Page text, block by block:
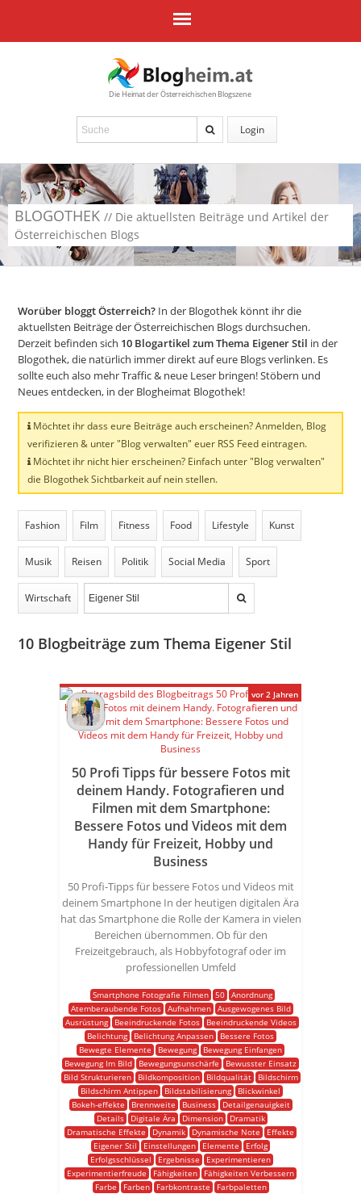
Die Heimat der Österreichischen Blogszene
Login
BLOGOTHEK // Die aktuellsten Beiträge und Artikel der
Österreichischen Blogs
Worüber bloggt Österreich? In der Blogothek könnt ihr die
aktuellsten Beiträge der Österreichischen Blogs durchsuchen.
Derzeit befinden sich 10 Blogartikel zum Thema Eigener Stil in der
Blogothek, die natürlich immer direkt auf eure Blogs verlinken. Es
sollte euch also mehr Traffic & neue Leser bringen! Stöbern und
Neues entdecken, in der Blogheimat Blogothek!
Möchtet ihr dass eure Beiträge auch erscheinen? Anmelden, Blog
verifizieren & unter "Blog verwalten" euer RSS Feed eintragen.
Möchtet ihr nicht hier erscheinen? Einfach unter "Blog verwalten"
die Blogothek Sichtbarkeit auf nein stellen.
Fashion Film Fitness Food Lifestyle Kunst
Musik Reisen Politik Social Media Sport
Wirtschaft
10 Blogbeiträge zum Thema Eigener Stil
50 Profi Tipps für bessere Fotos mit
deinem Handy. Fotografieren und
Filmen mit dem Smartphone:
Bessere Fotos und Videos mit dem
Handy für Freizeit, Hobby und
Business
50 Profi-Tipps für bessere Fotos und Videos mit
deinem Smartphone In der heutigen digitalen Ära
hat das Smartphone die Rolle der Kamera in vielen
Bereichen übernommen. Ob für den
Freizeitgebrauch, als Hobbyfotograf oder im
professionellen Umfeld
Smartphone Fotografie Filmen 50 Anordnung
Atemberaubende Fotos
Aufnahmen
Ausgewogenes Bild
Ausrüstung
Beeindruckende Fotos
Beeindruckende Videos
Belichtung
Belichtung Anpassen
Bessere Fotos
Bewegte Elemente
Bewegung
Bewegung Einfangen
Bewegung Im Bild
Bewegungsunschärfe
Bewusster Einsatz
Bild Strukturieren
Bildkomposition Bildqualität
Bildschirm
Bildschirm Antippen
Bildstabilisierung
Blickwinkel
Bokeh-effekte
Brennweite Business
Detailgenauigkeit
Details
Digitale Ära Dimension
Dramatik
Dramatische Effekte
Dynamik Dynamische Note
Effekte
Eigener Stil
Einstellungen Elemente
Erfolg
Erfolgsschlüssel
Ergebnisse
Experimentieren
Experimentierfreude
Fähigkeiten
Fähigkeiten Verbessern
Farbe
Farben Farbkontraste
Farbpaletten
vor 2 Jahren